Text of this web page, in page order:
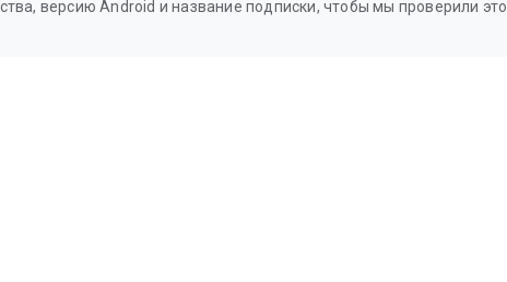
версию Android и название подписки, чтобы мы проверили это.